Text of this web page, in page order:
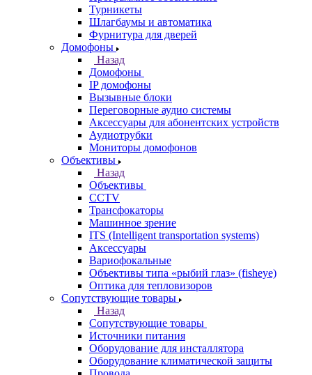
Турникеты
Шлагбаумы и автоматика
Фурнитура для дверей
Домофоны
Назад
Домофоны
IP домофоны
Вызывные блоки
Переговорные аудио системы
Аксессуары для абонентских устройств
Аудиотрубки
Мониторы домофонов
Объективы
Назад
Объективы
CCTV
Трансфокаторы
Машинное зрение
ITS (Intelligent transportation systems)
Аксессуары
Вариофокальные
Объективы типа «рыбий глаз» (fisheye)
Оптика для тепловизоров
Сопутствующие товары
Назад
Сопутствующие товары
Источники питания
Оборудование для инсталлятора
Оборудование климатической защиты